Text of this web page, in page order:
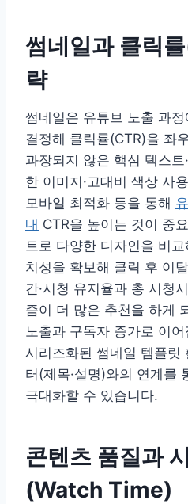
썸네일과 클릭
략
썸네일은 유튜브 노출 과
결정해 클릭률(CTR)을 좌
과장되지 않은 핵심 텍스
한 이미지·고대비 색상 사
모바일 최적화 등을 통해
내 CTR을 높이는 것이 중
트로 다양한 디자인을 비
치성을 확보해 클릭 후 이
간·시청 유지율과 총 시청
즘이 더 많은 추천을 하게
노출과 구독자 증가로 이
시리즈화된 썸네일 템플릿
터(제목·설명)와의 연계를
극대화할 수 있습니다.
콘텐츠 품질과
(Watch Time)